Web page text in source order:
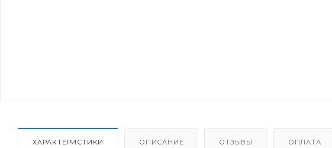
ХАРАКТЕРИСТИКИ ОПИСАНИЕ ОТЗЫВЫ ОПЛАТА